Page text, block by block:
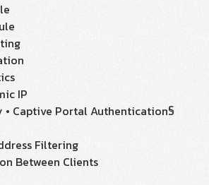
IP
• Captive Portal Authentication§
Filtering
Between Clients